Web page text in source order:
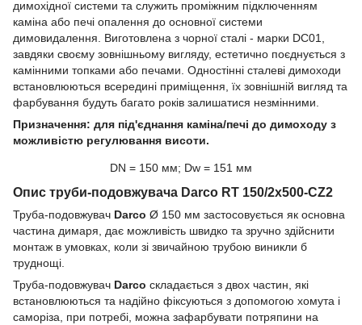
димохідної системи та служить проміжним підключенням
каміна або печі опалення до основної системи
димовидалення. Виготовлена з чорної сталі - марки DC01,
завдяки своєму зовнішньому вигляду, естетично поєднується з
камінними топками або печами. Одностінні сталеві димоходи
встановлюються всередині приміщення, їх зовнішній вигляд та
фарбування будуть багато років залишатися незмінними.
Призначення: для під'єднання каміна/печі до димоходу з
можливістю регулювання висоти.
DN = 150 мм; Dw = 151 мм
Опис труби-подовжувача Darco RT 150/2x500-CZ2
Труба-подовжувач Darco Ø 150 мм застосовується як основна
частина димаря, дає можливість швидко та зручно здійснити
монтаж в умовках, коли зі звичайною трубою виникли б
труднощі.
Труба-подовжувач Darco складається з двох частин, які
встановлюються та надійно фіксуються з допомогою хомута і
саморіза, при потребі, можна зафарбувати потряпини на